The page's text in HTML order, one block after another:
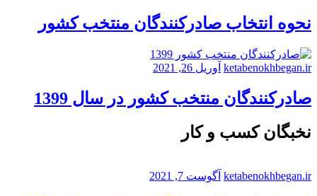
نحوه انتخاب صادرکنندگان منتخب کشور
ketabenokhbegan.ir آوریل 26, 2021
صادرکنندگان منتخب کشور در سال 1399
نخبگان کسب و کار
ketabenokhbegan.ir آگوست 7, 2021